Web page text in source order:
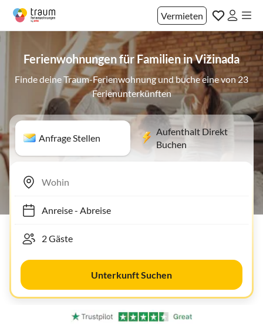
Vermieten
Ferienwohnungen für Familien in Vižinada
Finde deine Traum-Ferienwohnung und buche eine von 23
Ferienunterkünften
Anfrage Stellen
Aufenthalt Direkt
Buchen
Anreise- Abreise
Unterkunft Suchen